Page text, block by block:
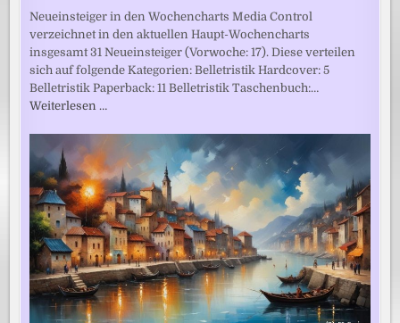
Neueinsteiger in den Wochencharts Media Control
verzeichnet in den aktuellen Haupt-Wochencharts
insgesamt 31 Neueinsteiger (Vorwoche: 17). Diese verteilen
sich auf folgende Kategorien: Belletristik Hardcover: 5
Belletristik Paperback: 11 Belletristik Taschenbuch:…
Weiterlesen …